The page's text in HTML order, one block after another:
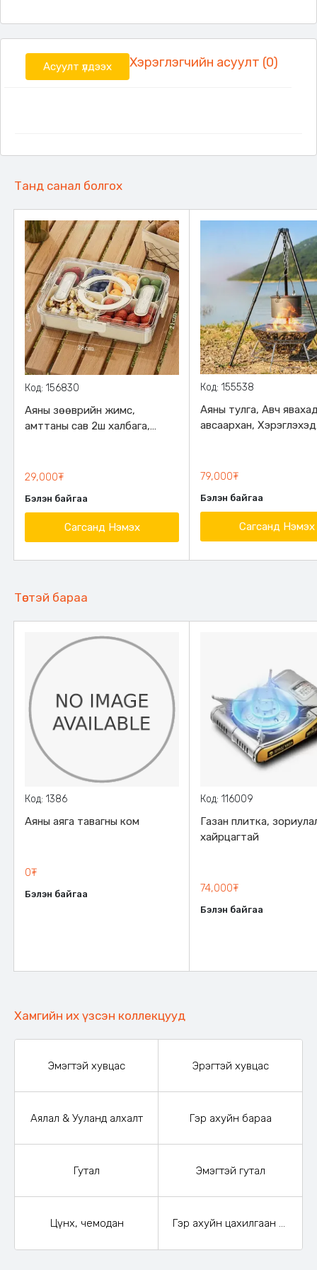
Хэрэглэгчийн асуулт (0)
Асуулт үлдээх
Танд санал болгох
Код: 156830
Аяны зөөврийн жимс,
амттаны сав 2ш халбага,
тагтай, бариултай
29,000₮
Бэлэн байгаа
Сагсанд Нэмэх
Код: 155538
Аяны тулга, Авч
авсаархан, Хэрэглэхэд
79,000₮
Бэлэн байгаа
Сагсанд Нэмэх
Төстэй бараа
Код: 1386
Аяны аяга тавагны ком
0₮
Бэлэн байгаа
Код: 116009
Газан плитка,
хайрцагтай
74,000₮
Бэлэн байгаа
Хамгийн их үзсэн коллекцууд
Эмэгтэй хувцас Эрэгтэй хувцас
Аялал & Ууланд алхалт Гэр ахуйн бараа
Гутал Эмэгтэй гутал
Цүнх, чемодан Гэр ахуйн цахилгаан бараа